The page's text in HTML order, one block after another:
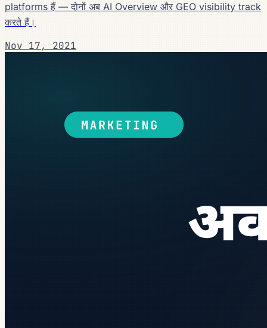
platforms हैं — दोनों अब AI Overview और GEO visibility track
करते हैं।
Nov 17, 2021